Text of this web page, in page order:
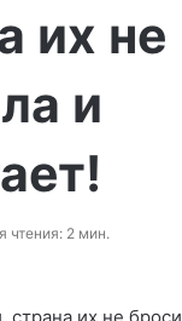
их не
и
чтения: 2 мин.